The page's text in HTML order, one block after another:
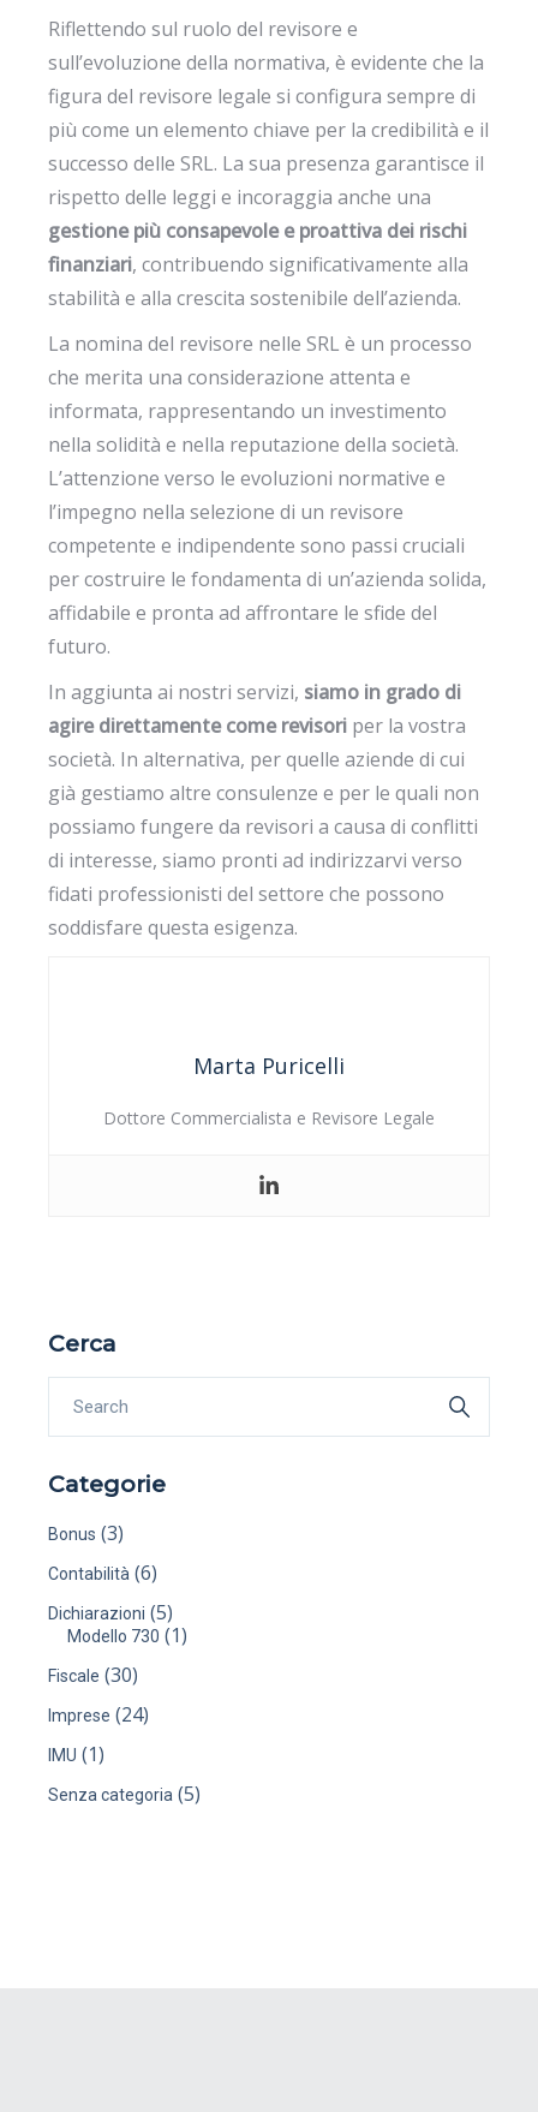
Riflettendo sul ruolo del revisore e
sull’evoluzione della normativa, è evidente che la
figura del revisore legale si configura sempre di
più come un elemento chiave per la credibilità e il
successo delle SRL. La sua presenza garantisce il
rispetto delle leggi e incoraggia anche una
gestione più consapevole e proattiva dei rischi
finanziari, contribuendo significativamente alla
stabilità e alla crescita sostenibile dell’azienda.
La nomina del revisore nelle SRL è un processo
che merita una considerazione attenta e
informata, rappresentando un investimento
nella solidità e nella reputazione della società.
L’attenzione verso le evoluzioni normative e
l’impegno nella selezione di un revisore
competente e indipendente sono passi cruciali
per costruire le fondamenta di un’azienda solida,
affidabile e pronta ad affrontare le sfide del
futuro.
In aggiunta ai nostri servizi, siamo in grado di
agire direttamente come revisori per la vostra
società. In alternativa, per quelle aziende di cui
già gestiamo altre consulenze e per le quali non
possiamo fungere da revisori a causa di conflitti
di interesse, siamo pronti ad indirizzarvi verso
fidati professionisti del settore che possono
soddisfare questa esigenza.
Marta Puricelli
Dottore Commercialista e Revisore Legale
Cerca
Categorie
Bonus (3)
Contabilità (6)
Dichiarazioni (5)
Modello 730 (1)
Fiscale (30)
Imprese (24)
IMU (1)
Senza categoria (5)